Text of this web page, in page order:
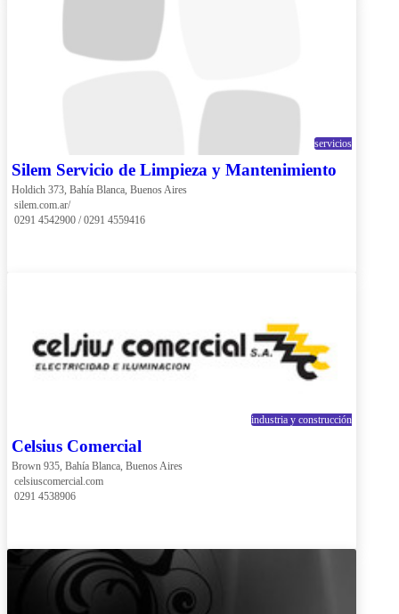
servicios
Silem Servicio de Limpieza y Mantenimiento
Holdich 373, Bahía Blanca, Buenos Aires
silem.com.ar/
0291 4542900 / 0291 4559416
industria y construcción
Celsius Comercial
Brown 935, Bahía Blanca, Buenos Aires
celsiuscomercial.com
0291 4538906